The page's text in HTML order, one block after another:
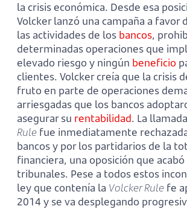
la crisis económica. Desde esa
Volcker lanzó una campaña a favor
las actividades de los bancos,
determinadas operaciones que
elevado riesgo y ningún beneficio
clientes. Volcker creía que la crisis
fruto en parte de operaciones
arriesgadas que los bancos
asegurar su rentabilidad. La llamada
Rule fue inmediatamente
bancos y por los partidarios de la
financiera, una oposición que
tribunales. Pese a todos estos
ley que contenía la Volcker Rule fe
2014 y se va desplegando